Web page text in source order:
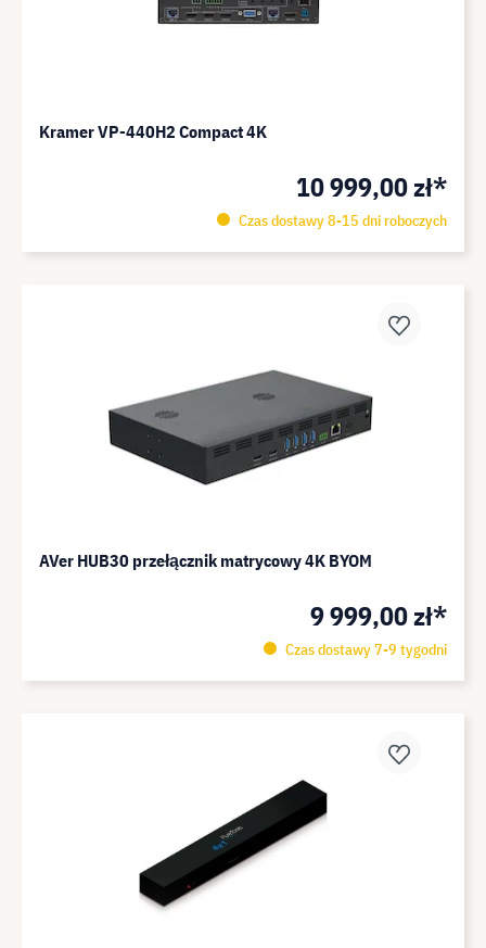
Kramer VP-440H2 Compact 4K
10 999,00 zł*
Czas dostawy 8-15 dni roboczych
AVer HUB30 przełącznik matrycowy 4K BYOM
9 999,00 zł*
Czas dostawy 7-9 tygodni